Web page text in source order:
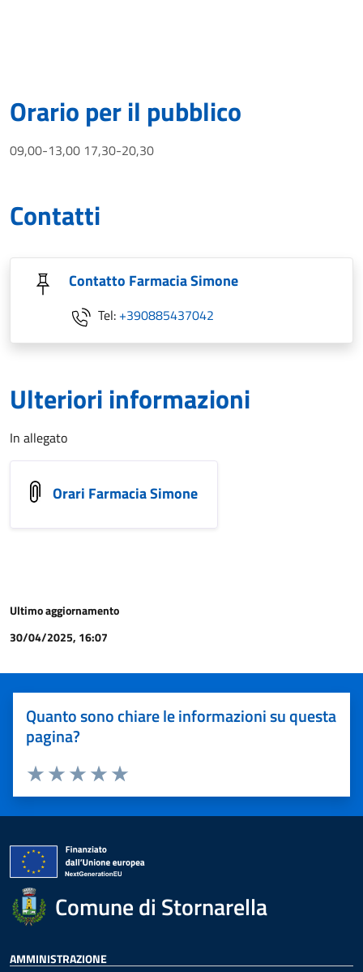
Orario per il pubblico
09,00-13,00 17,30-20,30
Contatti
Contatto Farmacia Simone
Tel: +390885437042
Ulteriori informazioni
In allegato
Orari Farmacia Simone
Ultimo aggiornamento
30/04/2025, 16:07
Quanto sono chiare le informazioni su questa
pagina?
Valuta 5 stelle su 5
Valuta 4 stelle su 5
Valuta 3 stelle su 5
Valuta 2 stelle su 5
Valuta 1 stelle su 5
Comune di Stornarella
AMMINISTRAZIONE